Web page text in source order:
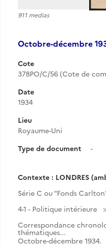
911 medias
Octobre-décembre
Cote
378PO/C/56 (Cote de
Date
1934
Lieu
Royaume-Uni
Type de document
-
Contexte : LONDRES
Série C ou "Fonds
4-1 - Politique intérieure
Correspondance
thématiques...
Octobre-décembre 1934.